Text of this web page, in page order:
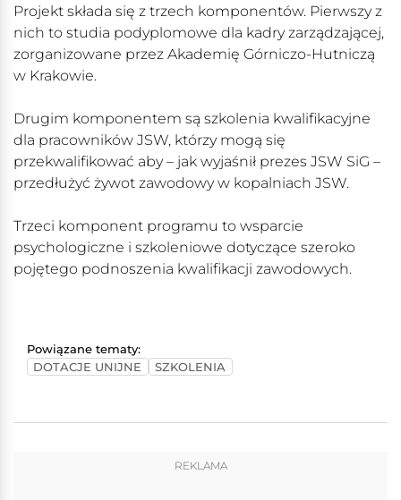
Projekt składa się z trzech komponentów. Pierwszy z
nich to studia podyplomowe dla kadry zarządzającej,
zorganizowane przez Akademię Górniczo-Hutniczą
w Krakowie.
Drugim komponentem są szkolenia kwalifikacyjne
dla pracowników JSW, którzy mogą się
przekwalifikować aby – jak wyjaśnił prezes JSW SiG –
przedłużyć żywot zawodowy w kopalniach JSW.
Trzeci komponent programu to wsparcie
psychologiczne i szkoleniowe dotyczące szeroko
pojętego podnoszenia kwalifikacji zawodowych.
Powiązane tematy:
DOTACJE UNIJNE
SZKOLENIA
REKLAMA